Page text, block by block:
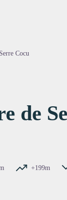
Cocu
de
+199m